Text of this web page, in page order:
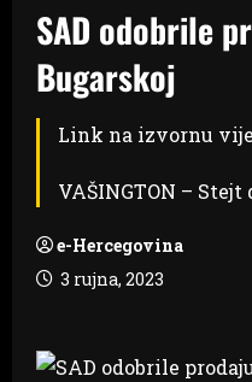
SAD odobrile
Bugarskoj
Link na izvornu
VAŠINGTON – Stejt
e-Hercegovina
3 rujna, 2023